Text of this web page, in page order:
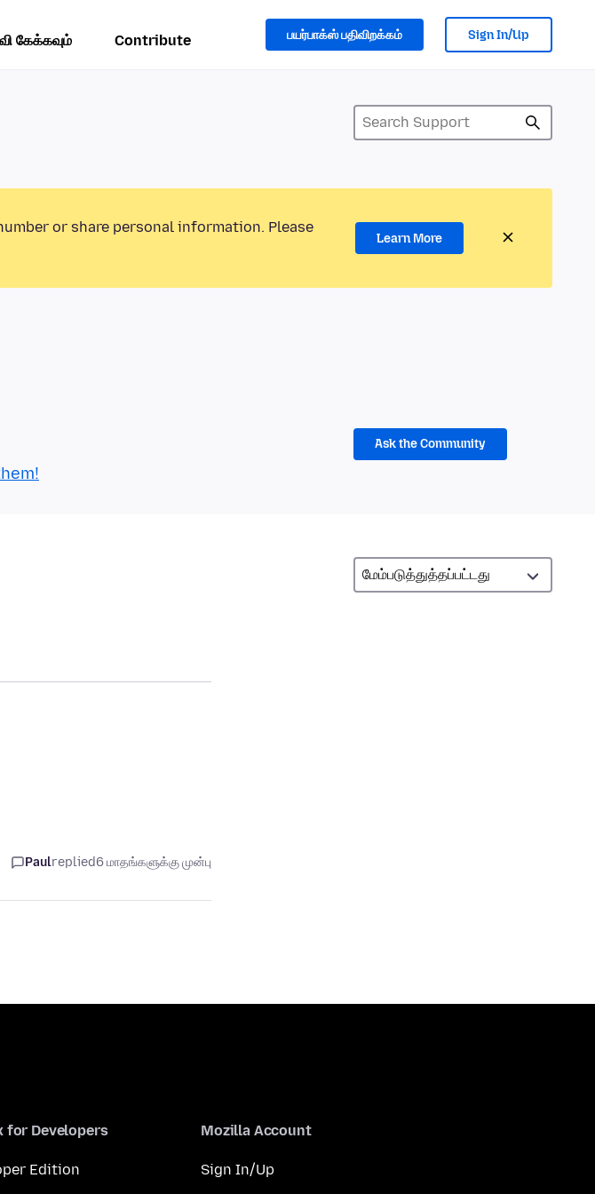
கேக்கவும் Contribute பயர்பாக்ஸ் பதிவிறக்கம் Sign In/Up
or share personal information. Please
Learn More
Ask the Community
Paulreplied6 மாதங்களுக்கு முன்பு
for Developers
Edition
Mozilla Account
Sign In/Up